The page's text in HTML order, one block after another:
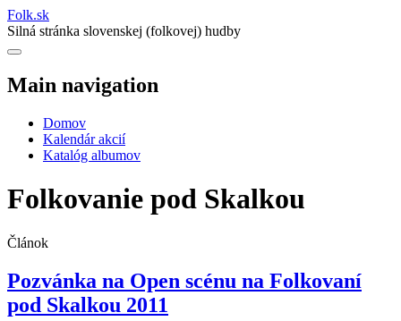
Folk.sk
Silná stránka slovenskej (folkovej) hudby
Main navigation
Domov
Kalendár akcií
Katalóg albumov
Folkovanie pod Skalkou
Článok
Pozvánka na Open scénu na Folkovaní
pod Skalkou 2011